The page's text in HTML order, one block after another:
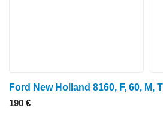
190 €